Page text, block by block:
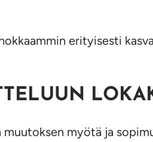
erityisesti
myötä ja